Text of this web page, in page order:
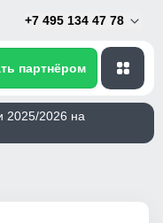
+7 495 134 47 78
партнёром
2025/2026 на